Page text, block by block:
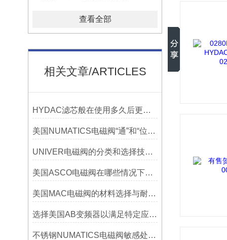
查看全部
相关文章/ARTICLES
HYDAC滤芯般在使用多久后更换？
美国NUMATICS电磁阀“通”和“位”是什么意思?
UNIVER电磁阀的分类和选择技巧说明书资料分别有哪些
美国ASCO电磁阀在哪些情况下会烧线圈
美国MAC电磁阀的材料选择与耐腐蚀性能分析
选择美国AB变频器以满足特定应用需求
不锈钢NUMATICS电磁阀敏感处理的资料有哪些？